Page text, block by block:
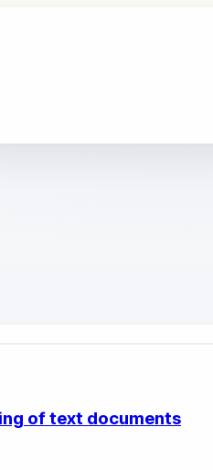
of text documents